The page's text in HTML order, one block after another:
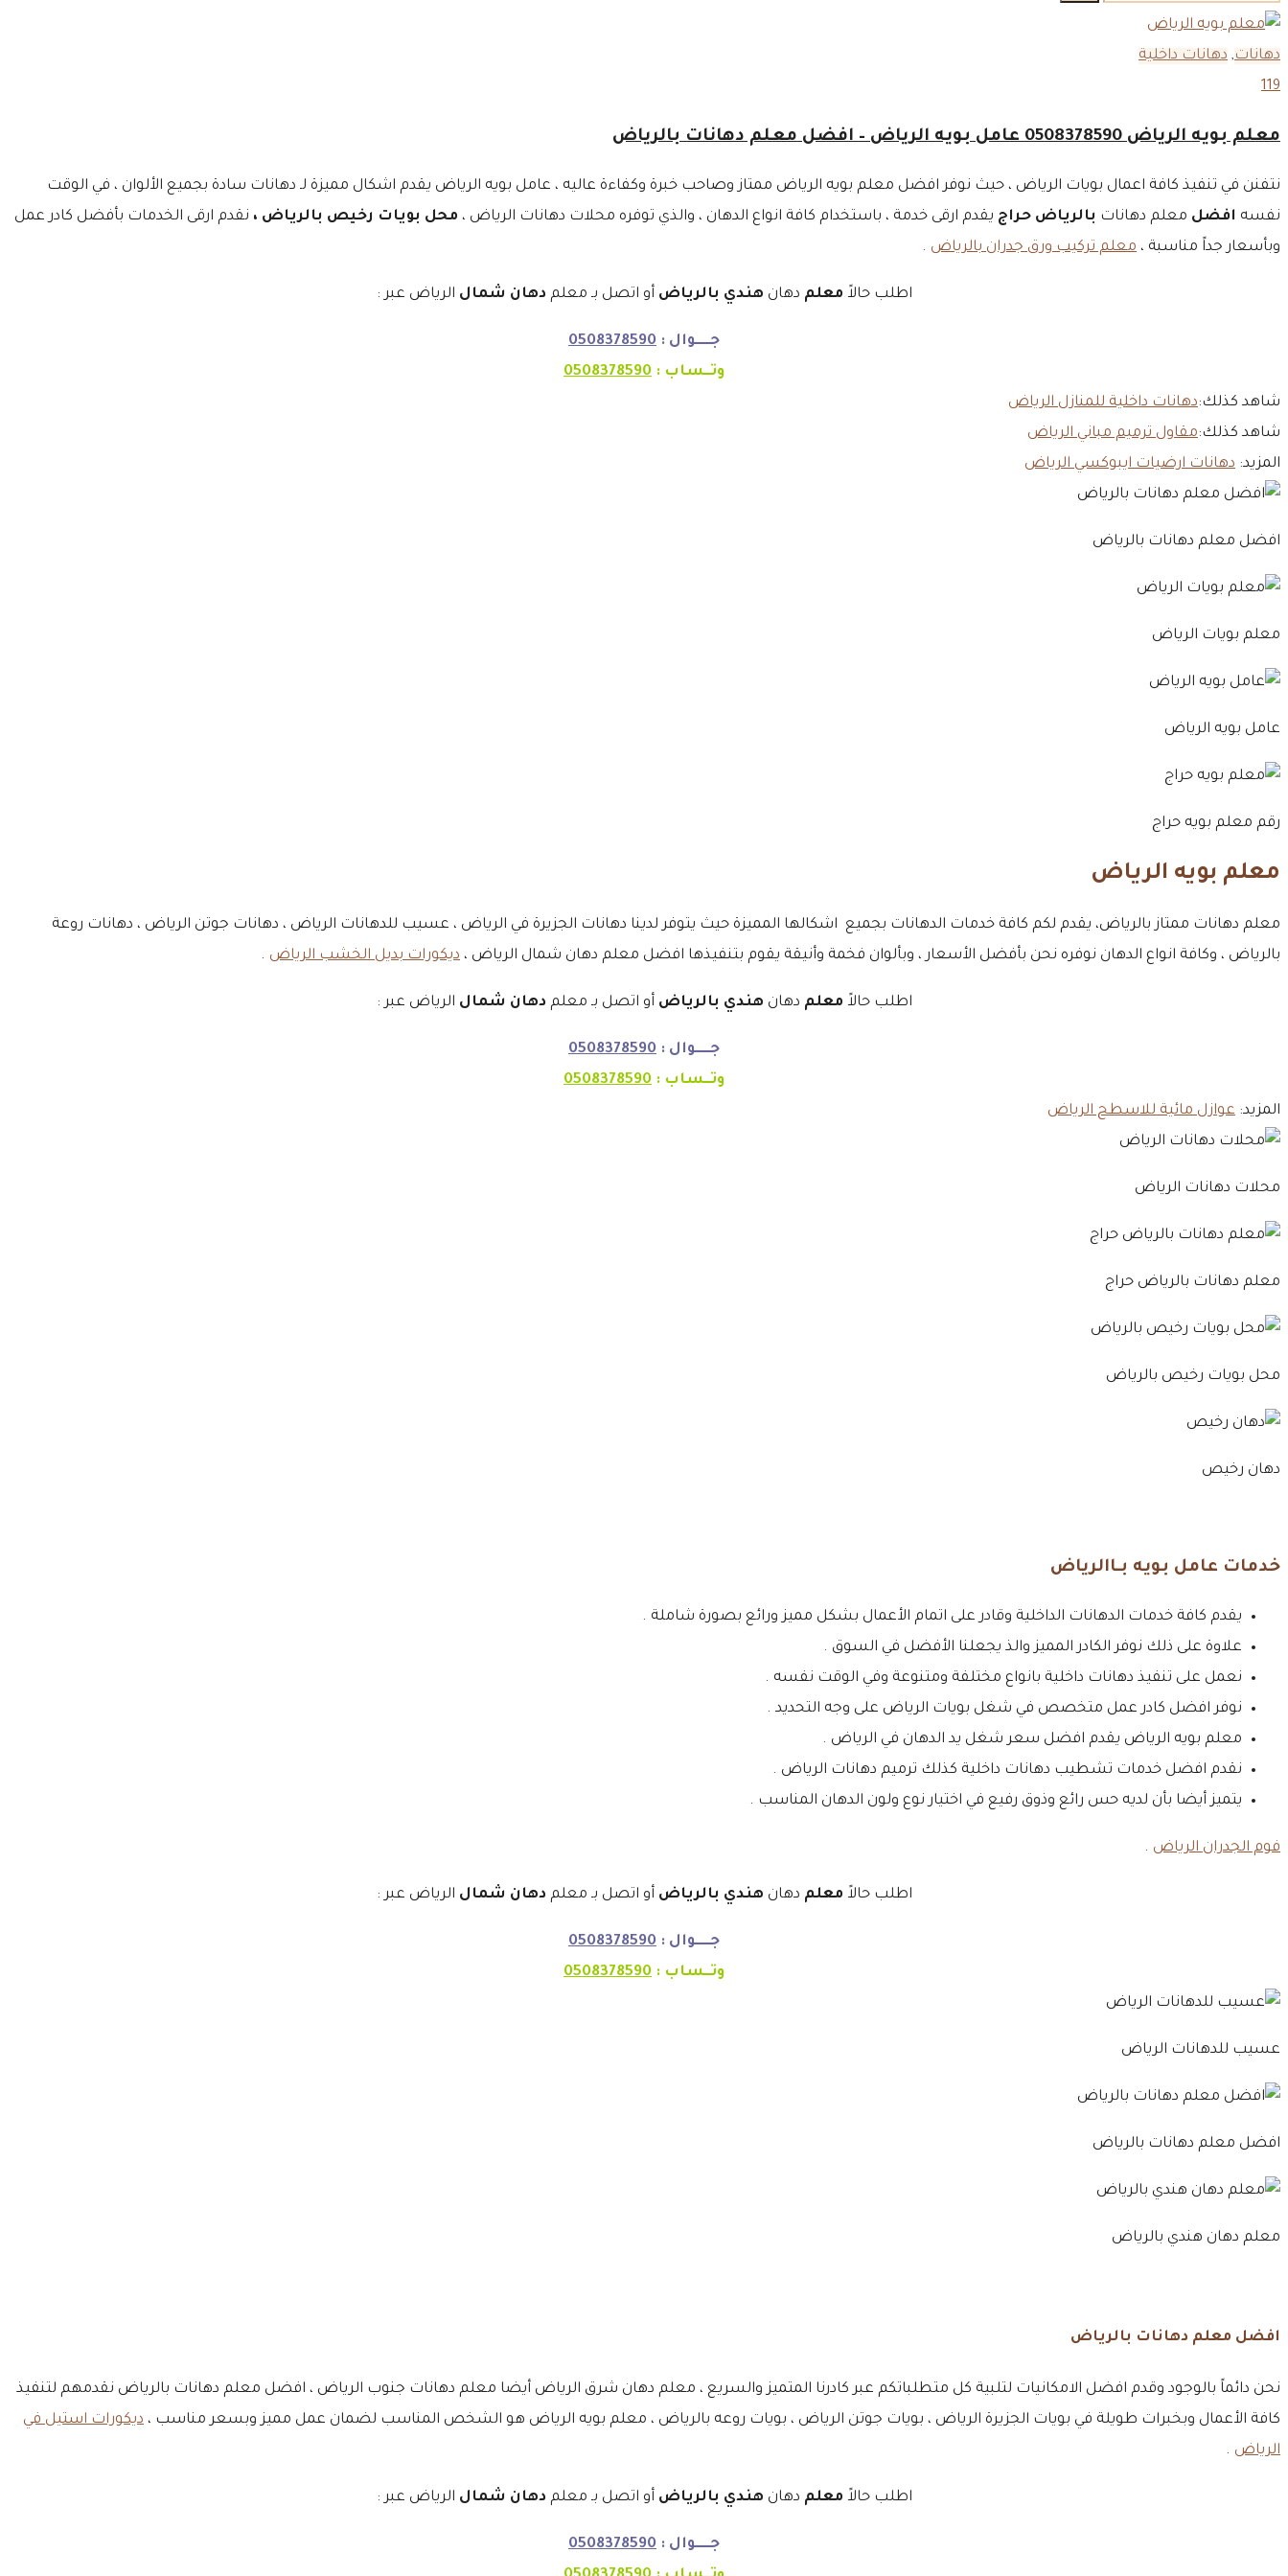
عن:
دهانات, دهانات داخلية
119
معلم بويه الرياض 0508378590 عامل بويه الرياض – افضل معلم دهانات بالرياض
نتفنن في تنفيذ كافة اعمال بويات الرياض ، حيث نوفر افضل معلم بويه الرياض ممتاز وصاحب خبرة وكفاءة عاليه ، عامل بويه الرياض يقدم اشكال مميزة لـ دهانات سادة بجميع الألوان ، في الوقت
نفسه افضل معلم دهانات بالرياض حراج يقدم ارقى خدمة ، باستخدام كافة انواع الدهان ، والذي توفره محلات دهانات الرياض ، محل بويات رخيص بالرياض ، نقدم ارقى الخدمات بأفضل كادر عمل
وبأسعار جداً مناسبة ، معلم تركيب ورق جدران بالرياض .
اطلب حالاً معلم دهان هندي بالرياض أو اتصل بـ معلم دهان شمال الرياض عبر :
جـــــوال : 0508378590
وتــساب : 0508378590
شاهد كذلك:دهانات داخلية للمنازل الرياض
شاهد كذلك:مقاول ترميم مباني الرياض
المزيد: دهانات ارضيات ايبوكسي الرياض
افضل معلم دهانات بالرياض
معلم بويات الرياض
عامل بويه الرياض
رقم معلم بويه حراج
معلم بويه الرياض
معلم دهانات ممتاز بالرياض، يقدم لكم كافة خدمات الدهانات بجميع اشكالها المميزة حيث يتوفر لدينا دهانات الجزيرة في الرياض ، عسيب للدهانات الرياض ، دهانات جوتن الرياض ، دهانات روعة
بالرياض ، وكافة انواع الدهان نوفره نحن بأفضل الأسعار ، وبألوان فخمة وأنيقة يقوم بتنفيذها افضل معلم دهان شمال الرياض ، ديكورات بديل الخشب الرياض .
اطلب حالاً معلم دهان هندي بالرياض أو اتصل بـ معلم دهان شمال الرياض عبر :
جـــــوال : 0508378590
وتــساب : 0508378590
المزيد: عوازل مائية للاسطح الرياض
محلات دهانات الرياض
معلم دهانات بالرياض حراج
محل بويات رخيص بالرياض
دهان رخيص
خدمات عامل بويه بـاالرياض
يقدم كافة خدمات الدهانات الداخلية وقادر على اتمام الأعمال بشكل مميز ورائع بصورة شاملة .
علاوة على ذلك نوفر الكادر المميز والذ يجعلنا الأفضل في السوق .
نعمل على تنفيذ دهانات داخلية بانواع مختلفة ومتنوعة وفي الوقت نفسه .
نوفر افضل كادر عمل متخصص في شغل بويات الرياض على وجه التحديد .
معلم بويه الرياض يقدم افضل سعر شغل يد الدهان في الرياض .
نقدم افضل خدمات تشطيب دهانات داخلية كذلك ترميم دهانات الرياض .
يتميز أيضا بأن لديه حس رائع وذوق رفيع في اختيار نوع ولون الدهان المناسب .
فوم الجدران الرياض .
اطلب حالاً معلم دهان هندي بالرياض أو اتصل بـ معلم دهان شمال الرياض عبر :
جـــــوال : 0508378590
وتــساب : 0508378590
عسيب للدهانات الرياض
افضل معلم دهانات بالرياض
معلم دهان هندي بالرياض
افضل معلم دهانات بالرياض
نحن دائماً بالوجود وقدم افضل الامكانيات لتلبية كل متطلباتكم عبر كادرنا المتميز والسريع ، معلم دهان شرق الرياض أيضا معلم دهانات جنوب الرياض ، افضل معلم دهانات بالرياض نقدمهم لتنفيذ
كافة الأعمال وبخبرات طويلة في بويات الجزيرة الرياض ، بويات جوتن الرياض ، بويات روعه بالرياض ، معلم بويه الرياض هو الشخص المناسب لضمان عمل مميز وبسعر مناسب ، ديكورات استيل في
الرياض .
اطلب حالاً معلم دهان هندي بالرياض أو اتصل بـ معلم دهان شمال الرياض عبر :
جـــــوال : 0508378590